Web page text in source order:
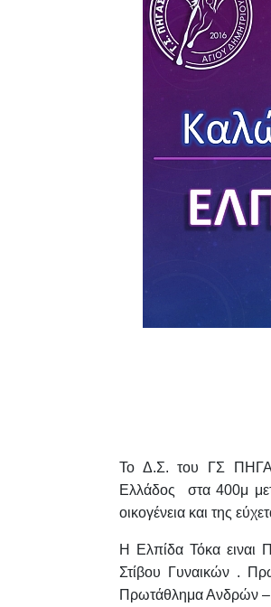
Το Δ.Σ. του ΓΣ
Ελλάδος στα 400μ
οικογένεια και της
​Η Ελπίδα Τόκα ειναι
Στίβου Γυναικών .
Πρωτάθλημα Ανδρών –